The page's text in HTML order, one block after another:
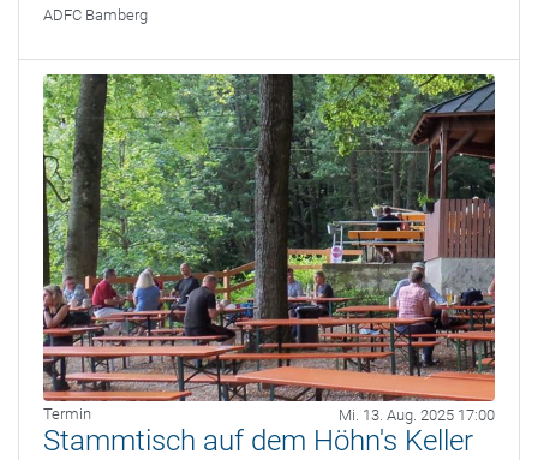
ADFC Bamberg
Termin Mi. 13. Aug. 2025 17:00
Stammtisch auf dem Höhn's Keller